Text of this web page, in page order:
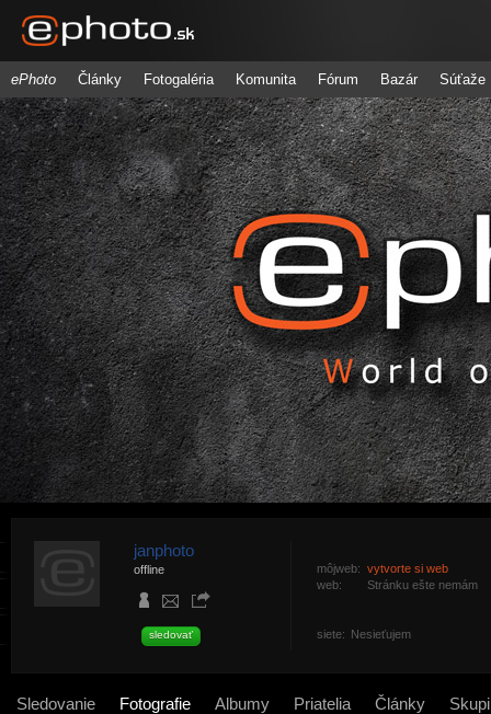
ePhoto Články Fotogaléria Komunita Fórum Bazár Súťaže
janphoto
offline
sledovať
môjweb: vytvorte si web
web:
Stránku ešte nemám
siete: Nesieťujem
Sledovanie Fotografie Albumy Priatelia Články